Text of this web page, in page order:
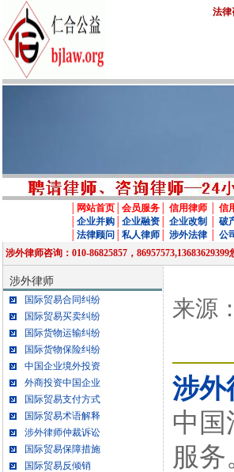
法律
网站首页 会员服务 信用律师 信
企业并购 企业融资 企业改制 破
法律顾问 私人律师 涉外法律 公
涉外律师咨询：010-86825857，
涉外律师
国际贸易合同纠纷
国际贸易买卖纠纷
国际货物运输纠纷
国际货物保险纠纷
中国企业境外投资
外商投资中国企业
国际贸易支付方式
国际贸易术语解释
涉外律师仲裁诉讼
国际贸易保障措施
国际贸易反倾销
来源
涉外
中国
服务